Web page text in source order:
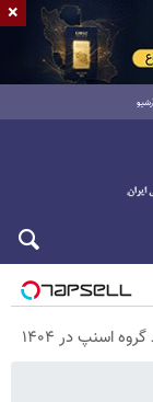
اسنپ در ۱۴۰۴
×